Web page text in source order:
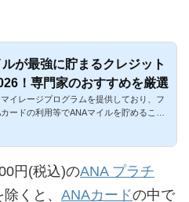
が最強に貯まるクレジット
！専門家のおすすめを厳選
イレージプログラムを提供しており、フ
ードの利用等でANAマイルを貯めること
円(税込)のANA プラチ
除くと、 ANAカードの中で